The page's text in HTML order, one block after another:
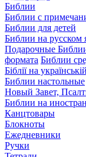
Библии
Библии с
Библии для детей
Библии на русском
Подарочные
формата Библии
Біблії на
Библии настольные
Новый Завет,
Библии на
Канцтовары
Блокноты
Ежедневники
Ручки